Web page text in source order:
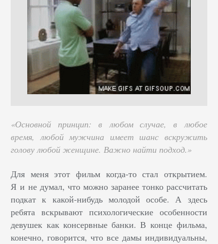
«Основной принцип: в любом случае, в любое
время, любой мужчина имеет шанс вскружить
голову любой женщине. Важно найти подход.»
Для меня этот фильм когда-то стал открытием.
Я и не думал, что можно заранее тонко рассчитать
подкат к какой-нибудь молодой особе. А здесь
ребята вскрывают психологические особенности
девушек как консервные банки. В конце фильма,
конечно, говорится, что все дамы индивидуальны,